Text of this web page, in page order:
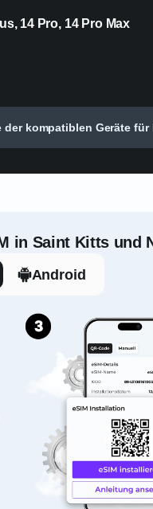
14 Pro, 14 Pro Max
der kompatiblen Geräte für
in Saint Kitts und
Android